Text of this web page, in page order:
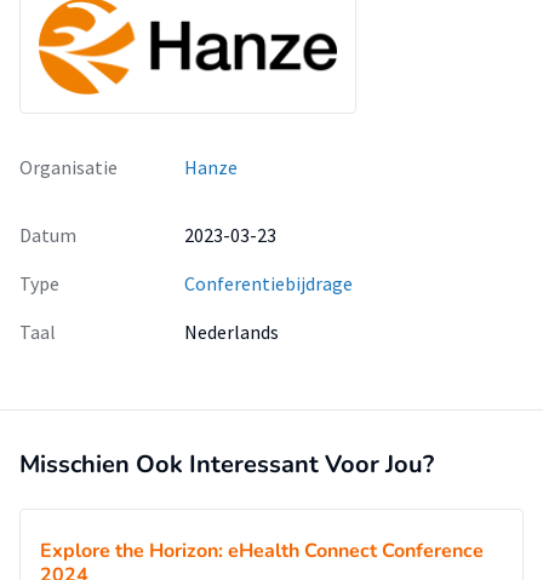
Organisatie Hanze
Datum
2023-03-23
Type
Conferentiebijdrage
Taal
Nederlands
Misschien Ook Interessant Voor Jou?
Explore the Horizon: eHealth Connect Conference